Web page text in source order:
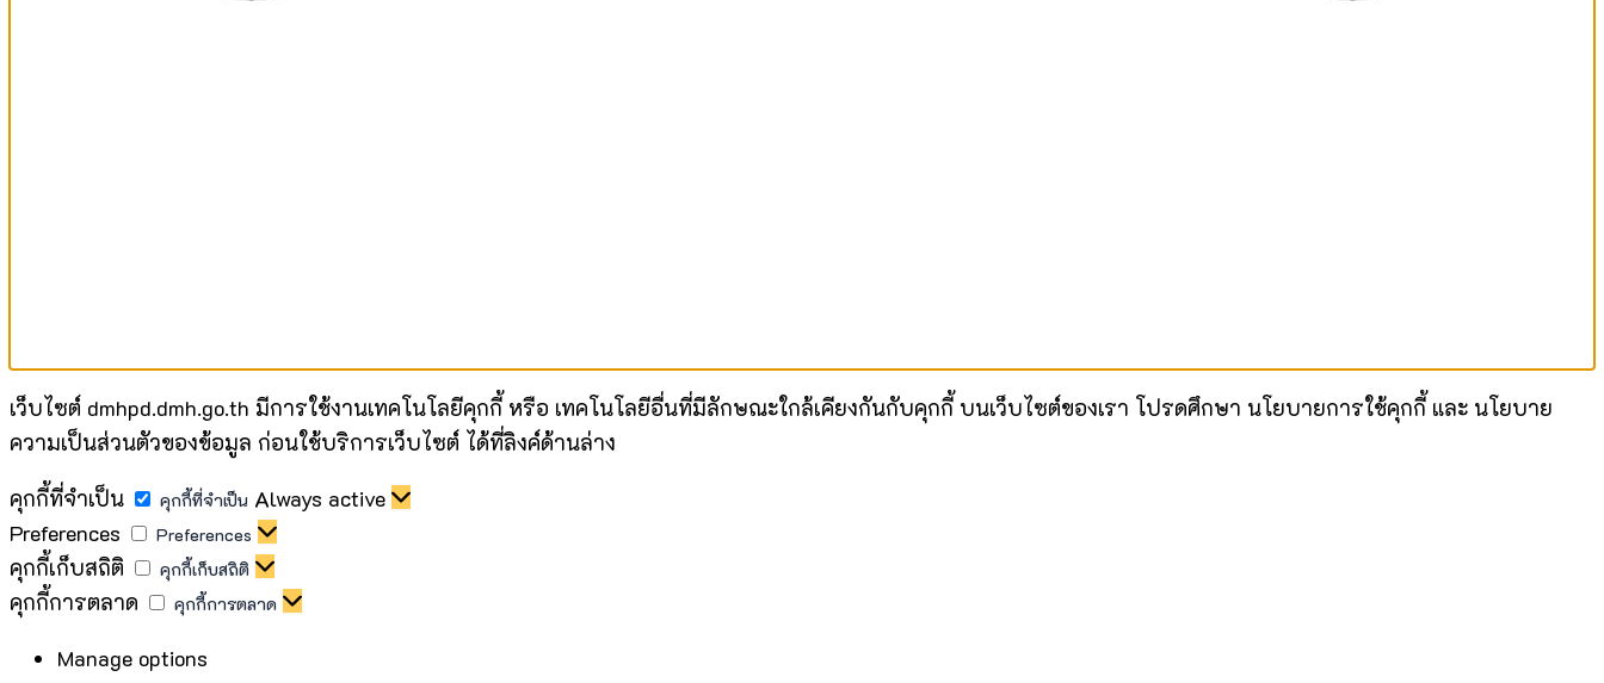
เว็บไซต์ dmhpd.dmh.go.th มีการใช้งานเทคโนโลยีคุกกี้ หรือ เทคโนโลยีอื่นที่มีลักษณะใกล้เคียงกันกับคุกกี้ บนเว็บไซต์ของเรา โปรดศึกษา นโยบายการใช้คุกกี้ และ นโยบาย
ความเป็นส่วนตัวของข้อมูล ก่อนใช้บริการเว็บไซต์ ได้ที่ลิงค์ด้านล่าง
คุกกี้ที่จำเป็น
คุกกี้ที่จำเป็น Always active
Preferences
Preferences
คุกกี้เก็บสถิติ คุกกี้เก็บสถิติ
คุกกี้การตลาด คุกกี้การตลาด
Manage options